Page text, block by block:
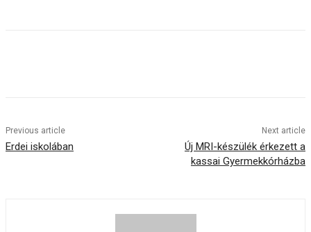
Previous article
Erdei iskolában
Next article
Új MRI-készülék érkezett a
kassai Gyermekkórházba